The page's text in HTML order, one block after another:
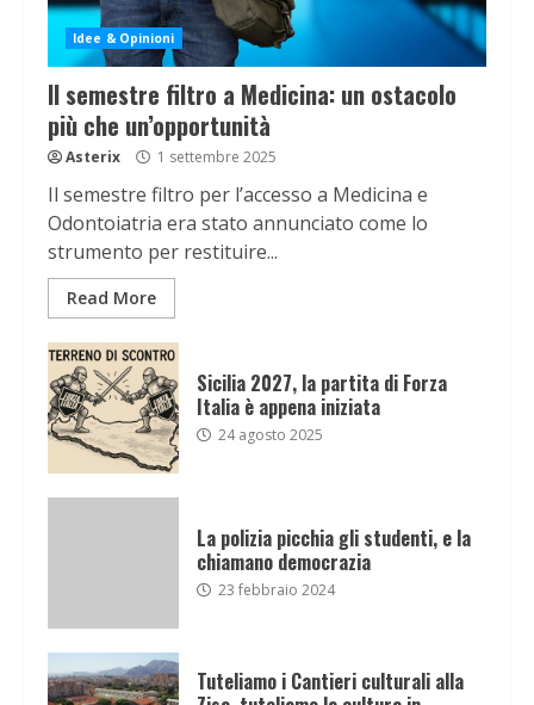
Idee & Opinioni
Il semestre filtro a Medicina: un ostacolo
più che un’opportunità
Asterix 1 settembre 2025
Il semestre filtro per l’accesso a Medicina e
Odontoiatria era stato annunciato come lo
strumento per restituire...
Read More
Sicilia 2027, la partita di Forza
Italia è appena iniziata
24 agosto 2025
La polizia picchia gli studenti, e la
chiamano democrazia
23 febbraio 2024
Tuteliamo i Cantieri culturali alla